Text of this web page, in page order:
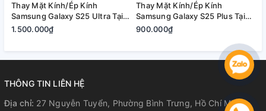
Thay Mặt Kính/Ép Kính
Samsung Galaxy S25 Ultra Tại
Quận 2, Tp. Thủ Đức | Bảo
1.500.000₫
Thay Mặt Kính/Ép Kính
Samsung Galaxy S25 Plus Tại
Quận 2, Tp. Thủ Đức | Bảo
900.000₫
THÔNG TIN LIÊN HỆ
Địa chỉ: 27 Nguyễn Tuyển, Phường Bình Trưng, Hồ Chí Minh